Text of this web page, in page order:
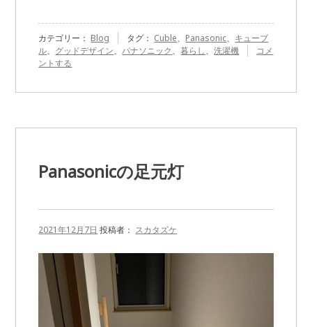
カテゴリー： Blog タグ： Cuble、 Panasonic、 キューブ
ル、 グッドデザイン、パナソニック、暮らし、洗濯機
『Panasonic
コメ
ントする
Panasonicの足元灯
2021年12月7日 投稿者： スカタズケ